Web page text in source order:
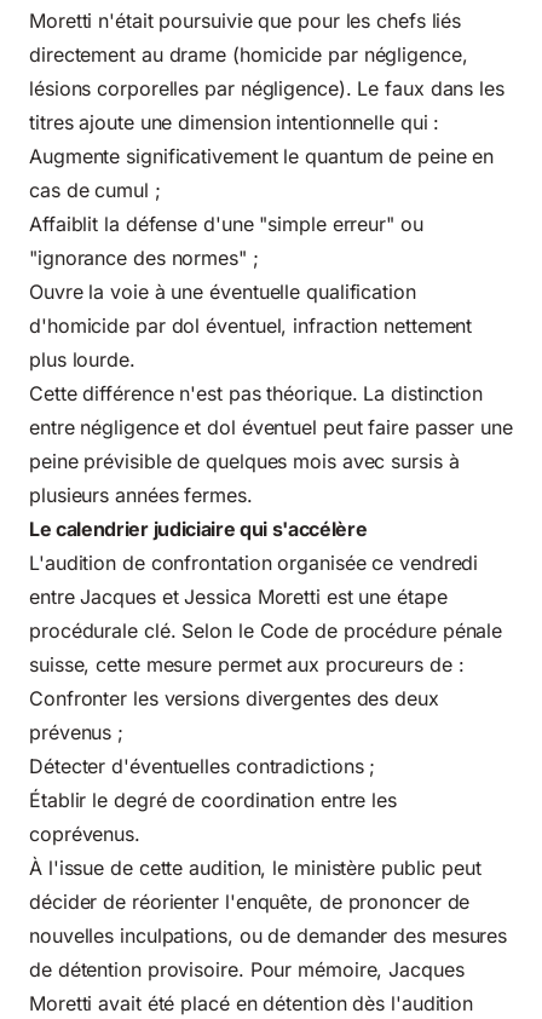
Moretti n'était poursuivie que pour les chefs liés
directement au drame (homicide par négligence,
lésions corporelles par négligence). Le faux dans les
titres ajoute une dimension intentionnelle qui :
Augmente significativement le quantum de peine en
cas de cumul ;
Affaiblit la défense d'une "simple erreur" ou
"ignorance des normes" ;
Ouvre la voie à une éventuelle qualification
d'homicide par dol éventuel, infraction nettement
plus lourde.
Cette différence n'est pas théorique. La distinction
entre négligence et dol éventuel peut faire passer une
peine prévisible de quelques mois avec sursis à
plusieurs années fermes.
Le calendrier judiciaire qui s'accélère
L'audition de confrontation organisée ce vendredi
entre Jacques et Jessica Moretti est une étape
procédurale clé. Selon le Code de procédure pénale
suisse, cette mesure permet aux procureurs de :
Confronter les versions divergentes des deux
prévenus ;
Détecter d'éventuelles contradictions ;
Établir le degré de coordination entre les
coprévenus.
À l'issue de cette audition, le ministère public peut
décider de réorienter l'enquête, de prononcer de
nouvelles inculpations, ou de demander des mesures
de détention provisoire. Pour mémoire, Jacques
Moretti avait été placé en détention dès l'audition